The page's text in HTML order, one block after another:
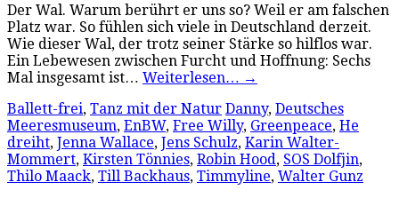
Der Wal. Warum berührt er uns so? Weil er am falschen
Platz war. So fühlen sich viele in Deutschland derzeit.
Wie dieser Wal, der trotz seiner Stärke so hilflos war.
Ein Lebewesen zwischen Furcht und Hoffnung: Sechs
Mal insgesamt ist… Weiterlesen… →
Ballett-frei, Tanz mit der Natur Danny, Deutsches
Meeresmuseum, EnBW, Free Willy, Greenpeace, He
dreiht, Jenna Wallace, Jens Schulz, Karin Walter-
Mommert, Kirsten Tönnies, Robin Hood, SOS Dolfjin,
Thilo Maack, Till Backhaus, Timmyline, Walter Gunz